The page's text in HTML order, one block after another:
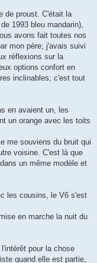
de proust. C'était la
1993 bleu mandarin),
avons fait toutes nos
mon père; j'avais suivi
réflexions sur la
options confort en
inclinables; c'est tout
en avaient un, les
un orange avec les toits
me souviens du bruit qui
voisine. C'est là que
un même modèle et
les cousins, le V6 s'est
en marche la nuit du
pour la chose
quand elle est partie,